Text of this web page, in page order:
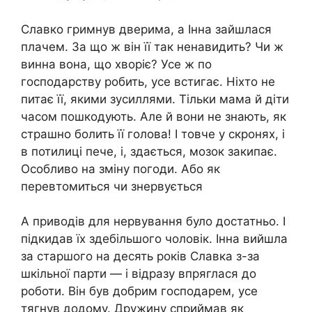
Славко гримнув дверима, а Інна зайшлася
плачем. За що ж він її так ненавидить? Чи ж
винна вона, що хворіє? Усе ж по
господарству робить, усе встигає. Ніхто не
питає її, якими зусиллями. Тільки мама й діти
часом пошкодують. Але й вони не знають, як
страшно болить її голова! І товче у скронях, і
в потилиці пече, і, здається, мозок закипає.
Особливо на зміну погоди. Або як
перевтомиться чи знервується
А приводів для нервування було достатньо. І
підкидав їх здебільшого чоловік. Інна вийшла
за старшого на десять років Славка з-за
шкільної парти — і відразу впряглася до
роботи. Він був добрим господарем, усе
тягнув додому. Дружину сприймав як